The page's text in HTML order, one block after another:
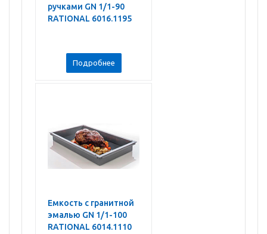
ручками GN 1/1-90
RATIONAL 6016.1195
Подробнее
Емкость с гранитной
эмалью GN 1/1-100
RATIONAL 6014.1110